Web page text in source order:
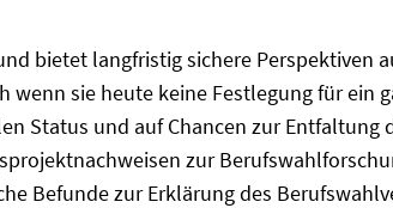
bietet langfristig sichere Perspektiven
sie heute keine Festlegung für ein
Status und auf Chancen zur Entfaltung
zur
Befunde zur Erklärung des